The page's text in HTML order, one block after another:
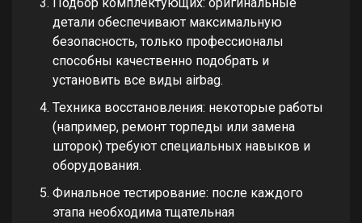
Подбор комплектующих: оригинальные
детали обеспечивают максимальную
безопасность, только профессионалы
способны качественно подобрать и
установить все виды airbag.
Техника восстановления: некоторые работы
(например, ремонт торпеды или замена
шторок) требуют специальных навыков и
оборудования.
Финальное тестирование: после каждого
этапа необходима тщательная